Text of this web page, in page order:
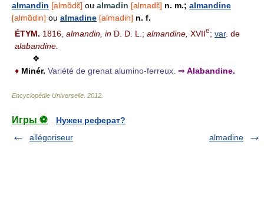
almandin [almɑ̃dɛ̃] ou almadin [almadɛ̃] n. m.; almandine
[almɑ̃din] ou almadine [almadin] n. f.
ÉTYM. 1816, almandin, in D. D. L.; almandine, XVIIe; var. de
alabandine.
❖
♦ Minér. Variété de grenat alumino-ferreux. ⇒ Alabandine.
Encyclopédie Universelle 2012
Игры ⚽
Нужен реферат?
allégoriseur
almadine